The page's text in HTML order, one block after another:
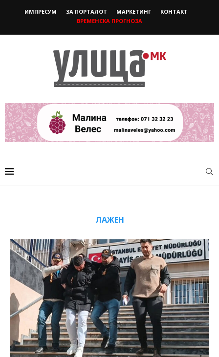
ИМПРЕСУМ ЗА ПОРТАЛОТ МАРКЕТИНГ
КОНТАКТ
ВРЕМЕНСКА ПРОГНОЗА
ЛАЖЕН